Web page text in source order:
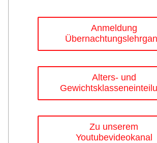
Anmeldung
Alters- und
Zu unserem
Youtubevideokanal